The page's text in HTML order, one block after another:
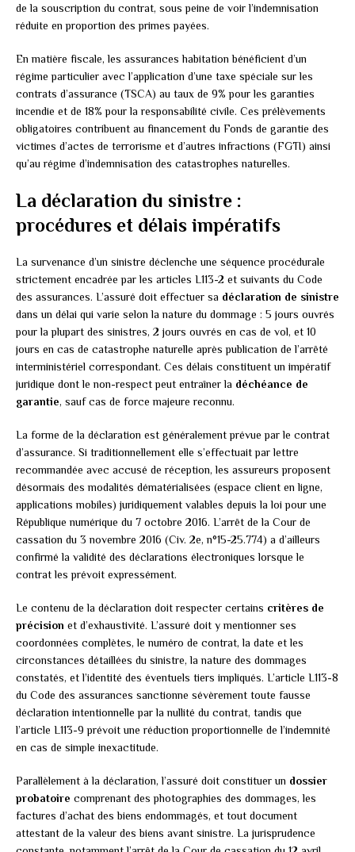
de la souscription du contrat, sous peine de voir l’indemnisation
réduite en proportion des primes payées.
En matière fiscale, les assurances habitation bénéficient d’un
régime particulier avec l’application d’une taxe spéciale sur les
contrats d’assurance (TSCA) au taux de 9% pour les garanties
incendie et de 18% pour la responsabilité civile. Ces prélèvements
obligatoires contribuent au financement du Fonds de garantie des
victimes d’actes de terrorisme et d’autres infractions (FGTI) ainsi
qu’au régime d’indemnisation des catastrophes naturelles.
La déclaration du sinistre :
procédures et délais impératifs
La survenance d’un sinistre déclenche une séquence procédurale
strictement encadrée par les articles L113-2 et suivants du Code
des assurances. L’assuré doit effectuer sa déclaration de sinistre
dans un délai qui varie selon la nature du dommage : 5 jours ouvrés
pour la plupart des sinistres, 2 jours ouvrés en cas de vol, et 10
jours en cas de catastrophe naturelle après publication de l’arrêté
interministériel correspondant. Ces délais constituent un impératif
juridique dont le non-respect peut entraîner la déchéance de
garantie, sauf cas de force majeure reconnu.
La forme de la déclaration est généralement prévue par le contrat
d’assurance. Si traditionnellement elle s’effectuait par lettre
recommandée avec accusé de réception, les assureurs proposent
désormais des modalités dématérialisées (espace client en ligne,
applications mobiles) juridiquement valables depuis la loi pour une
République numérique du 7 octobre 2016. L’arrêt de la Cour de
cassation du 3 novembre 2016 (Civ. 2e, n°15-25.774) a d’ailleurs
confirmé la validité des déclarations électroniques lorsque le
contrat les prévoit expressément.
Le contenu de la déclaration doit respecter certains critères de
précision et d’exhaustivité. L’assuré doit y mentionner ses
coordonnées complètes, le numéro de contrat, la date et les
circonstances détaillées du sinistre, la nature des dommages
constatés, et l’identité des éventuels tiers impliqués. L’article L113-8
du Code des assurances sanctionne sévèrement toute fausse
déclaration intentionnelle par la nullité du contrat, tandis que
l’article L113-9 prévoit une réduction proportionnelle de l’indemnité
en cas de simple inexactitude.
Parallèlement à la déclaration, l’assuré doit constituer un dossier
probatoire comprenant des photographies des dommages, les
factures d’achat des biens endommagés, et tout document
attestant de la valeur des biens avant sinistre. La jurisprudence